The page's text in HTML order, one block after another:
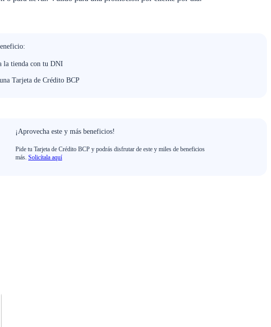
la tienda con tu DNI
Tarjeta de Crédito BCP
¡Aprovecha este y más beneficios!
Pide tu Tarjeta de Crédito BCP y podrás disfrutar de este y miles de beneficios
más. Solicítala aquí